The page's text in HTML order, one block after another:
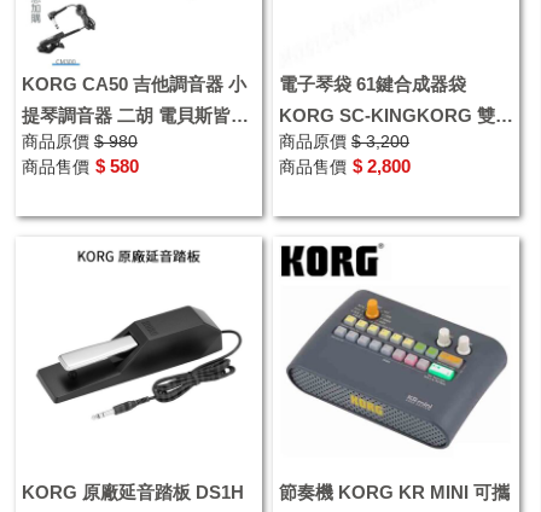
KORG CA50 吉他調音器 小
提琴調音器 二胡 電貝斯皆適
用
商品原價 $ 980
商品售價 $ 580
電子琴袋 61鍵合成器袋
KORG SC-KINGKORG 雙肩
後背 手提 收納方便 適
KROME 61
商品原價 $ 3,200
商品售價 $ 2,800
KORG 原廠延音踏板 DS1H
節奏機 KORG KR MINI 可攜